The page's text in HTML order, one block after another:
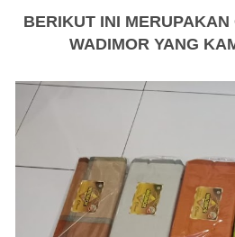
BERIKUT INI MERUPAKAN
WADIMOR YANG